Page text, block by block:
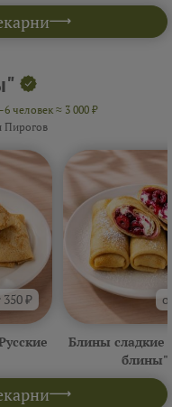
человек ≈ 3 000 ₽
Пирогов
350 ₽
Блины сладкие
блины"